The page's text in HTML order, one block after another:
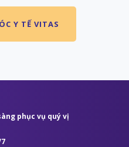
Y TẾ VITAS
phục vụ quý vị